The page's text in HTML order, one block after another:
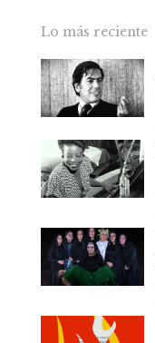
Lo más reciente